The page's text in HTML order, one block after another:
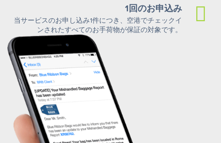
1回のお申込み
当サービスのお申し込み1件につき、空港でチェックイ
ンされたすべてのお手荷物が保証の対象です。